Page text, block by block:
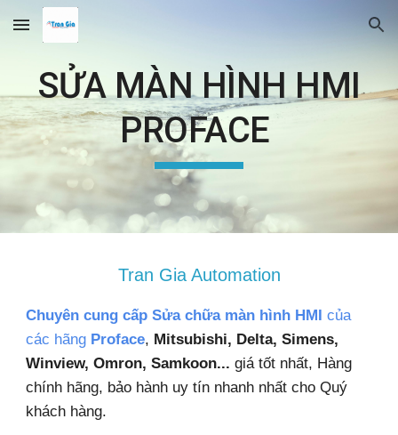
Skip to main content Skip to navigation
SỬA MÀN HÌNH HMI
PROFACE
Tran Gia Automation
Chuyên cung cấp Sửa chữa màn hình HMIcủa
các hãng Proface, Mitsubishi, Delta, Simens,
Winview, Omron, Samkoon... giá tốt nhất, Hàng
chính hãng, bảo hành uy tín nhanh nhất cho Quý
khách hàng.